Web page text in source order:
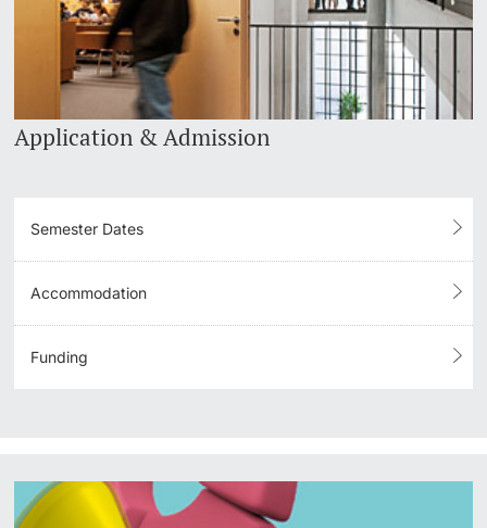
Application & Admission
Semester Dates
Accommodation
Funding